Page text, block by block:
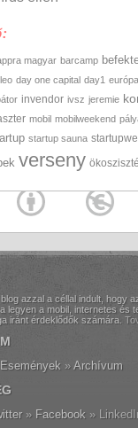
magyar barcamp
day one capital day1 európa
invendor ivsz jeremie
mobil mobilweekend
startup sauna
verseny
azzal a céllal indult, hogy
legyen a mobil, internetes és
iránt érdeklődők számára.
Események Archívum
Facebook